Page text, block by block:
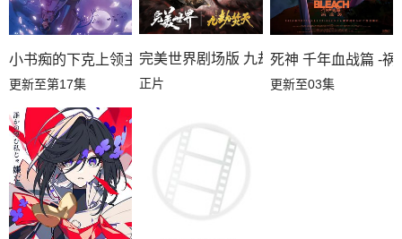
小书痴的下克上领主的养女
更新至第17集
完美世界剧场版 九劫焚天
正片
死神 千年血战篇 -祸
更新至03集